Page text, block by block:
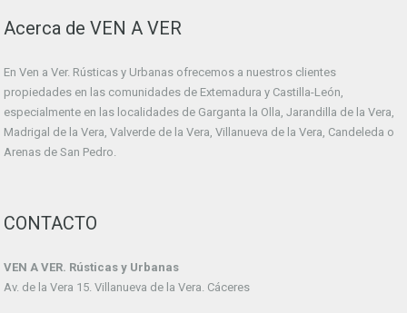
Acerca de VEN A VER
En Ven a Ver. Rústicas y Urbanas ofrecemos a nuestros clientes
propiedades en las comunidades de Extemadura y Castilla-León,
especialmente en las localidades de Garganta la Olla, Jarandilla de la Vera,
Madrigal de la Vera, Valverde de la Vera, Villanueva de la Vera, Candeleda o
Arenas de San Pedro.
CONTACTO
VEN A VER. Rústicas y Urbanas
Av. de la Vera 15. Villanueva de la Vera. Cáceres